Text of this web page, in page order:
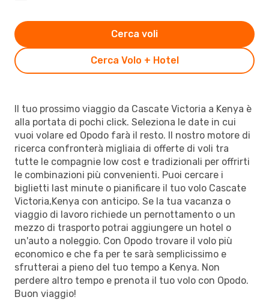
Cerca Volo + Hotel
Cerca voli
Il tuo prossimo viaggio da Cascate Victoria a Kenya è
alla portata di pochi click. Seleziona le date in cui
vuoi volare ed Opodo farà il resto. Il nostro motore di
ricerca confronterà migliaia di offerte di voli tra
tutte le compagnie low cost e tradizionali per offrirti
le combinazioni più convenienti. Puoi cercare i
biglietti last minute o pianificare il tuo volo Cascate
Victoria,Kenya con anticipo. Se la tua vacanza o
viaggio di lavoro richiede un pernottamento o un
mezzo di trasporto potrai aggiungere un hotel o
un'auto a noleggio. Con Opodo trovare il volo più
economico e che fa per te sarà semplicissimo e
sfrutterai a pieno del tuo tempo a Kenya. Non
perdere altro tempo e prenota il tuo volo con Opodo.
Buon viaggio!